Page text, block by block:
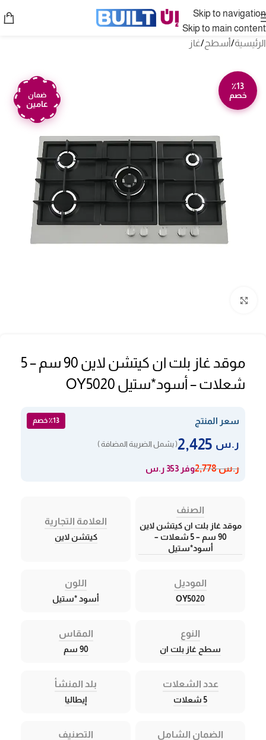
Skip to navigation
Skip to main content
الرئيسية/أسطح/غاز
٪13
خصم
ضمان
عامين
موقد غاز بلت ان كيتشن لاين 90 سم – 5
شعلات – أسود*ستيل OY5020
سعر المنتج ٪13 خصم
ر.س ( يشمل الضريبة المضافة )
ر.س2,778 وفر 353 ر.س
الصنف
موقد غاز بلت ان كيتشن لاين
90 سم – 5 شعلات –
أسود*ستيل
العلامة التجارية
كيتشن لاين
الموديل
OY5020
اللون
أسود *ستيل
النوع
سطح غاز بلت ان
المقاس
90 سم
عدد الشعلات
5 شعلات
بلد المنشأ
إيطاليا
الضمان الشامل التصنيف